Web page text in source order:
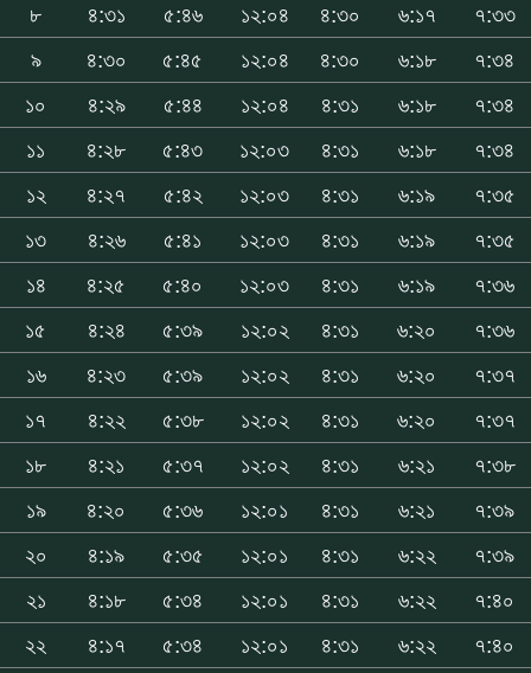
৮
৪:৩১ ৫:৪৬ ১২:০৪ ৪:৩০ ৬:১৭
৭:৩৩
৯
৪:৩০ ৫:৪৫ ১২:০৪ ৪:৩০ ৬:১৮
৭:৩৪
১০
৪:২৯ ৫:৪৪ ১২:০৪ ৪:৩১ ৬:১৮
৭:৩৪
১১
৪:২৮ ৫:৪৩ ১২:০৩ ৪:৩১ ৬:১৮
৭:৩৪
১২
৪:২৭ ৫:৪২ ১২:০৩ ৪:৩১ ৬:১৯
৭:৩৫
১৩
৪:২৬ ৫:৪১ ১২:০৩ ৪:৩১ ৬:১৯
৭:৩৫
১৪
৪:২৫ ৫:৪০ ১২:০৩ ৪:৩১ ৬:১৯
৭:৩৬
১৫
৪:২৪ ৫:৩৯ ১২:০২ ৪:৩১ ৬:২০
৭:৩৬
১৬
৪:২৩ ৫:৩৯ ১২:০২ ৪:৩১ ৬:২০
৭:৩৭
১৭
৪:২২ ৫:৩৮ ১২:০২ ৪:৩১ ৬:২০
৭:৩৭
১৮
৪:২১ ৫:৩৭ ১২:০২ ৪:৩১ ৬:২১
৭:৩৮
১৯
৪:২০ ৫:৩৬ ১২:০১ ৪:৩১ ৬:২১
৭:৩৯
২০
৪:১৯ ৫:৩৫ ১২:০১ ৪:৩১ ৬:২২
৭:৩৯
২১
৪:১৮ ৫:৩৪ ১২:০১ ৪:৩১ ৬:২২
৭:৪০
২২
৪:১৭ ৫:৩৪ ১২:০১ ৪:৩১ ৬:২২
৭:৪০